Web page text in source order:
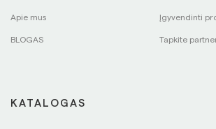
Apie mus Įgyvendinti
BLOGAS Tapkite
KATALOGAS